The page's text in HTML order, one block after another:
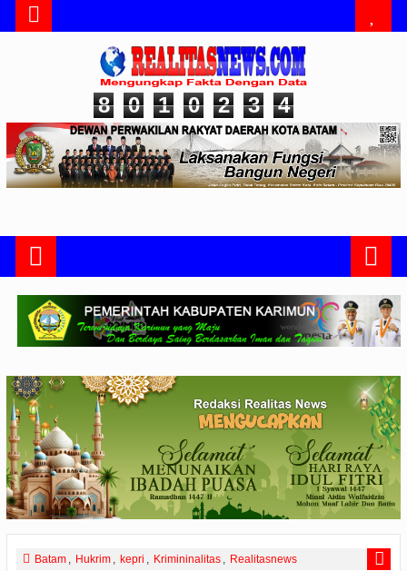
8 0 1 0 2 3 4
Batam Hukrim kepri Krimininalitas Realitasnews